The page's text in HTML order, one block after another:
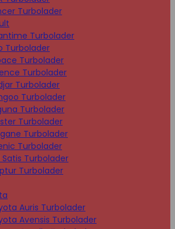
Turbolader
Turbolader
Turbolader
Turbolader
Turbolader
Turbolader
Turbolader
Turbolader
Turbolader
Turbolader
Turbolader
Satis Turbolader
Turbolader
Auris Turbolader
Avensis Turbolader